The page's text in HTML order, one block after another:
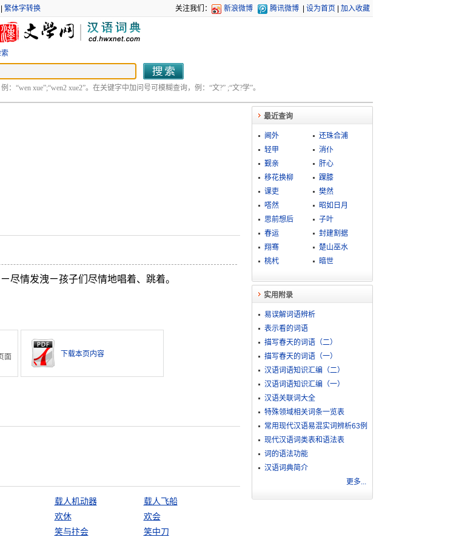
繁体字转换 关注我们： 新浪微博 腾讯微博 设为首页 加入收藏
：“wen xue”;“wen2 xue2”。在关键字中加问号可模糊查询，例：“文?” ;“文?学”。
尽情发洩ㄧ孩子们尽情地唱着、跳着。
面
下载本页内容
载人机动器
载人飞船
欢休
欢会
笑与抃会 笑中刀
最近查询
阃外
还珠合浦
轻甲
消仆
觐亲
肝心
移花换柳
踝膝
课吏
樊然
嗒然
昭如日月
思前想后
子叶
春运
封建割据
翔骞
楚山巫水
桃杙
暗世
实用附录
易误解词语辨析
表示看的词语
描写春天的词语（二）
描写春天的词语（一）
汉语词语知识汇编（二）
汉语词语知识汇编（一）
汉语关联词大全
特殊领域相关词条一览表
常用现代汉语易混实词辨析63例
现代汉语词类表和语法表
词的语法功能
汉语词典简介
更多...